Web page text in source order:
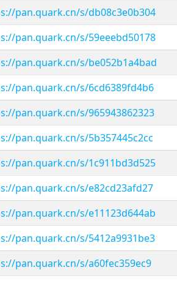
pan.quark.cn/s/db08c3e0b304
pan.quark.cn/s/59eeebd50178
pan.quark.cn/s/be052b1a4bad
pan.quark.cn/s/6cd6389fd4b6
pan.quark.cn/s/965943862323
pan.quark.cn/s/5b357445c2cc
pan.quark.cn/s/1c911bd3d525
pan.quark.cn/s/e82cd23afd27
pan.quark.cn/s/e11123d644ab
pan.quark.cn/s/5412a9931be3
pan.quark.cn/s/a60fec359ec9